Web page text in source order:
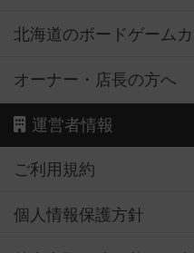
北海道のボードゲーム
オーナー・店長の方へ
運営者情報
ご利用規約
個人情報保護方針